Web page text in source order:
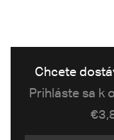
Chcete
Prihláste sa k